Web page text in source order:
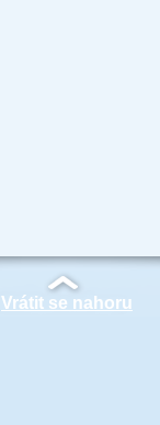
Vrátit se nahoru